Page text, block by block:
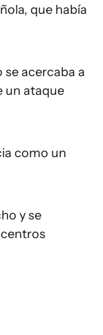
que había
acercaba a
un ataque
como un
y se